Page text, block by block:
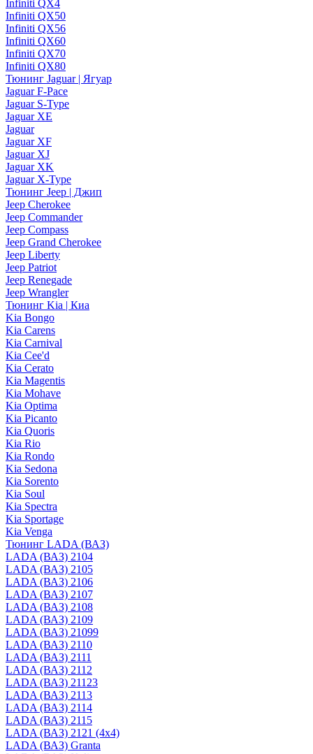
Infiniti QX4
Infiniti QX50
Infiniti QX56
Infiniti QX60
Infiniti QX70
Infiniti QX80
Тюнинг Jaguar | Ягуар
Jaguar F-Pace
Jaguar S-Type
Jaguar XE
Jaguar
Jaguar XF
Jaguar XJ
Jaguar XK
Jaguar X-Type
Тюнинг Jeep | Джип
Jeep Cherokee
Jeep Commander
Jeep Compass
Jeep Grand Cherokee
Jeep Liberty
Jeep Patriot
Jeep Renegade
Jeep Wrangler
Тюнинг Kia | Киа
Kia Bongo
Kia Carens
Kia Carnival
Kia Cee'd
Kia Cerato
Kia Magentis
Kia Mohave
Kia Optima
Kia Picanto
Kia Quoris
Kia Rio
Kia Rondo
Kia Sedona
Kia Sorento
Kia Soul
Kia Spectra
Kia Sportage
Kia Venga
Тюнинг LADA (ВАЗ)
LADA (ВАЗ) 2104
LADA (ВАЗ) 2105
LADA (ВАЗ) 2106
LADA (ВАЗ) 2107
LADA (ВАЗ) 2108
LADA (ВАЗ) 2109
LADA (ВАЗ) 21099
LADA (ВАЗ) 2110
LADA (ВАЗ) 2111
LADA (ВАЗ) 2112
LADA (ВАЗ) 21123
LADA (ВАЗ) 2113
LADA (ВАЗ) 2114
LADA (ВАЗ) 2115
LADA (ВАЗ) 2121 (4x4)
LADA (ВАЗ) Granta